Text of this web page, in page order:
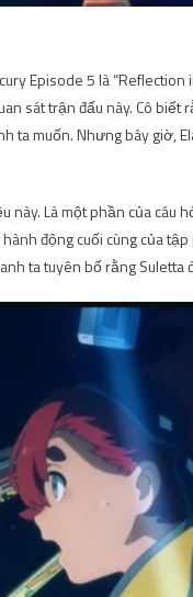
Episode 5 là
sát trận đấu này. Cô
ta muốn. Nhưng bây giờ,
Là một phần của câu
động cuối cùng của
ta tuyên bố rằng Suletta